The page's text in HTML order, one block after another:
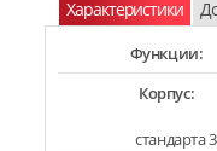
Характеристики
Функции:
Корпус:
стандарта